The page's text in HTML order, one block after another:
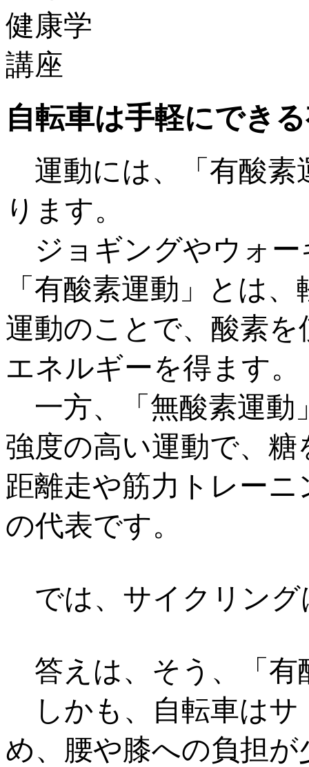
自転車は手軽にでき
運動には、「有酸素
ります。
ジョギングやウォー
「有酸素運動」とは
運動のことで、酸素
エネルギーを得ます。
一方、「無酸素運動
強度の高い運動で、
距離走や筋力トレー
の代表です。
では、サイクリング
答えは、そう、「有
しかも、自転車はサ
め、腰や膝への負担